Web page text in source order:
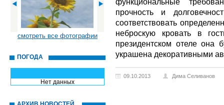
смотреть все фотографии
ПОГОДА
Нет данных
прочность и
соответствовать
неброскую кровать в
президентском отеле она
украшена декоративными
09.10.2013 Дима Селиванов